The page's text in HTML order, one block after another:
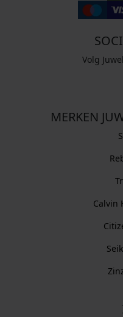
Volg
MERKEN
Calvin